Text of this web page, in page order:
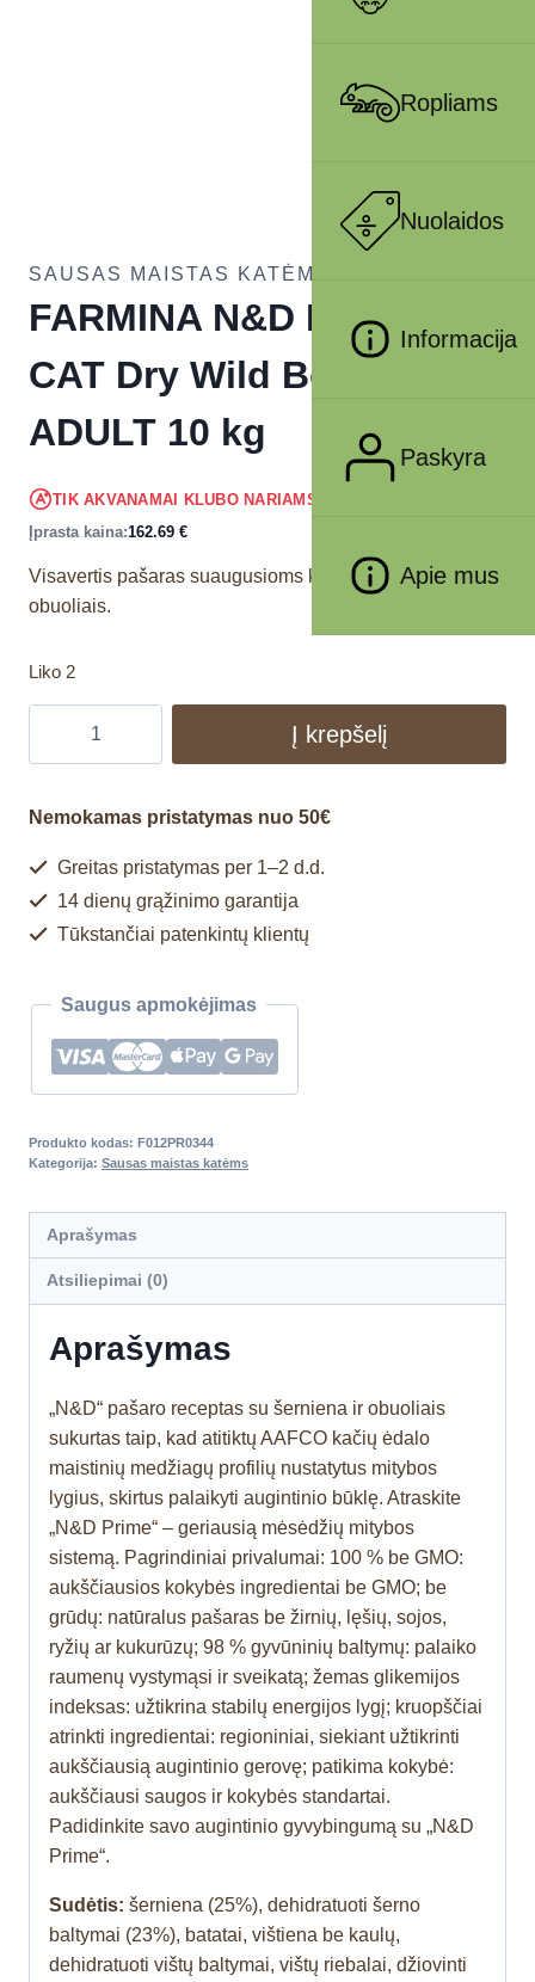
Ropliams
Nuolaidos
Informacija
Paskyra
Apie mus
SAUSAS MAISTAS KATĖMS
FARMINA N&D PRIME –
CAT Dry Wild Boar&Apple
ADULT 10 kg
TIK AKVANAMAI KLUBO NARIAMS
Įprasta kaina:162.69 €
Visavertis pašaras suaugusioms katėms su šerniena ir
obuoliais.
Liko 2
Į krepšelį
Nemokamas pristatymas nuo 50€
Greitas pristatymas per 1–2 d.d.
14 dienų grąžinimo garantija
Tūkstančiai patenkintų klientų
Saugus apmokėjimas
Produkto kodas: F012PR0344
Kategorija: Sausas maistas katėms
Aprašymas
Atsiliepimai (0)
Aprašymas
„N&D“ pašaro receptas su šerniena ir obuoliais
sukurtas taip, kad atitiktų AAFCO kačių ėdalo
maistinių medžiagų profilių nustatytus mitybos
lygius, skirtus palaikyti augintinio būklę. Atraskite
„N&D Prime“ – geriausią mėsėdžių mitybos
sistemą. Pagrindiniai privalumai: 100 % be GMO:
aukščiausios kokybės ingredientai be GMO; be
grūdų: natūralus pašaras be žirnių, lęšių, sojos,
ryžių ar kukurūzų; 98 % gyvūninių baltymų: palaiko
raumenų vystymąsi ir sveikatą; žemas glikemijos
indeksas: užtikrina stabilų energijos lygį; kruopščiai
atrinkti ingredientai: regioniniai, siekiant užtikrinti
aukščiausią augintinio gerovę; patikima kokybė:
aukščiausi saugos ir kokybės standartai.
Padidinkite savo augintinio gyvybingumą su „N&D
Prime“.
Sudėtis: šerniena (25%), dehidratuoti šerno
baltymai (23%), batatai, vištiena be kaulų,
dehidratuoti vištų baltymai, vištų riebalai, džiovinti